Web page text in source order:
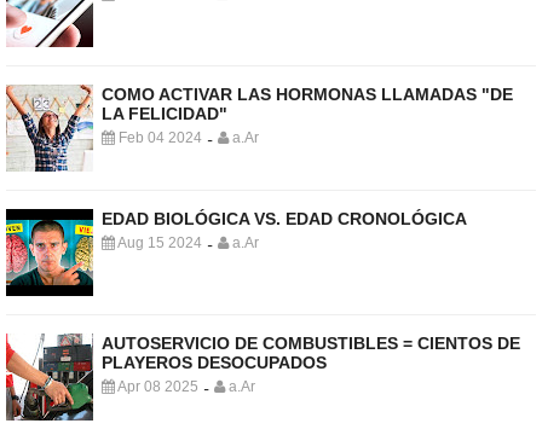
COMO ACTIVAR LAS HORMONAS LLAMADAS "DE
LA FELICIDAD"
Feb 04 2024 - a.Ar
EDAD BIOLÓGICA VS. EDAD CRONOLÓGICA
Aug 15 2024 - a.Ar
AUTOSERVICIO DE COMBUSTIBLES = CIENTOS DE
PLAYEROS DESOCUPADOS
Apr 08 2025 - a.Ar